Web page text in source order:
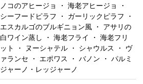
ノコのアヒージョ ・ 海老アヒージョ ・
シーフードピラフ ・ ガーリックピラフ ・
エスカルゴのブルギニョン風 ・ アサリの
白ワイン蒸し ・ 海老フライ ・ 海老フリ
ット ・ ヌーシャテル ・ シャウルス ・ ヴ
ァランセ ・ エポワス ・ バノン ・ パルミ
ジャーノ・レッジャーノ